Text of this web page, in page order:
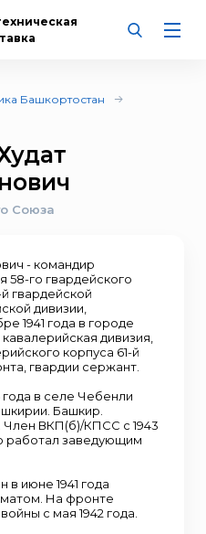
Башкортостан
Союза
- командир
58-го гвардейского
гвардейской
дивизии,
1941 года в городе
дивизия,
корпуса 61-й
гвардии сержант.
года в селе Чебенли
Башкир.
ВКП(б)/КПСС с 1943
работал заведующим
июне 1941 года
На фронте
с мая 1942 года.